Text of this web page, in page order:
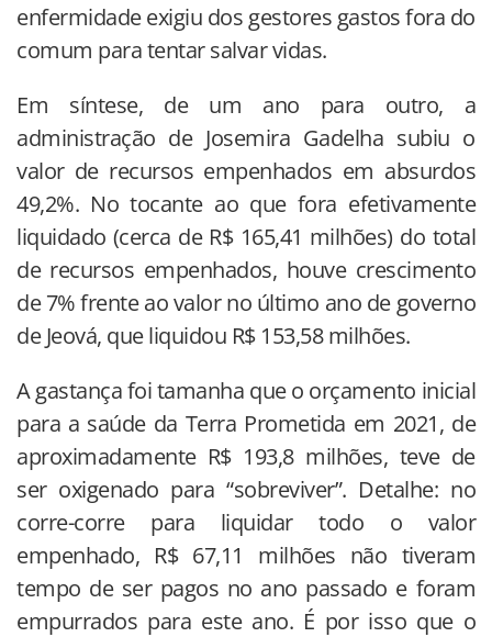
enfermidade exigiu dos gestores gastos fora do
comum para tentar salvar vidas.
Em síntese, de um ano para outro, a
administração de Josemira Gadelha subiu o
valor de recursos empenhados em absurdos
49,2%. No tocante ao que fora efetivamente
liquidado (cerca de R$ 165,41 milhões) do total
de recursos empenhados, houve crescimento
de 7% frente ao valor no último ano de governo
de Jeová, que liquidou R$ 153,58 milhões.
A gastança foi tamanha que o orçamento inicial
para a saúde da Terra Prometida em 2021, de
aproximadamente R$ 193,8 milhões, teve de
ser oxigenado para “sobreviver”. Detalhe: no
corre-corre para liquidar todo o valor
empenhado, R$ 67,11 milhões não tiveram
tempo de ser pagos no ano passado e foram
empurrados para este ano. É por isso que o